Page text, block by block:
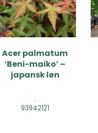
Acer palmatum
‘Beni-maiko’ –
japansk løn
.
93942121